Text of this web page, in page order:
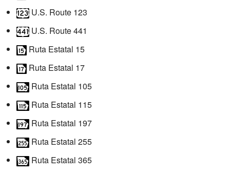
U.S. Route 123
U.S. Route 441
Ruta Estatal 15
Ruta Estatal 17
Ruta Estatal 105
Ruta Estatal 115
Ruta Estatal 197
Ruta Estatal 255
Ruta Estatal 365